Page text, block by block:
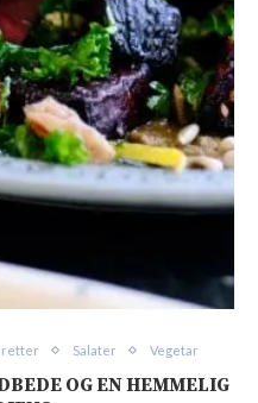
retter Salater Vegetar
OG EN HEMMELIG